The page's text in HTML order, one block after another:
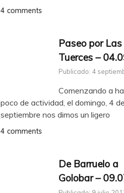
4 comments
Paseo por Las
Tuerces –
Publicado: 4
Comenzando a
poco de actividad, el domingo, 4 de
septiembre nos dimos un ligero
4 comments
De Barruelo a
Golobar –